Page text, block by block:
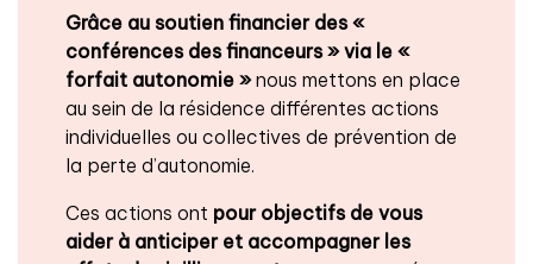
Grâce au soutien financier des «
conférences des financeurs » via le «
forfait autonomie »nous mettons en place
au sein de la résidence différentes actions
individuelles ou collectives de prévention de
la perte d’autonomie.
Ces actions ont pour objectifs de vous
aider à anticiper et accompagner les